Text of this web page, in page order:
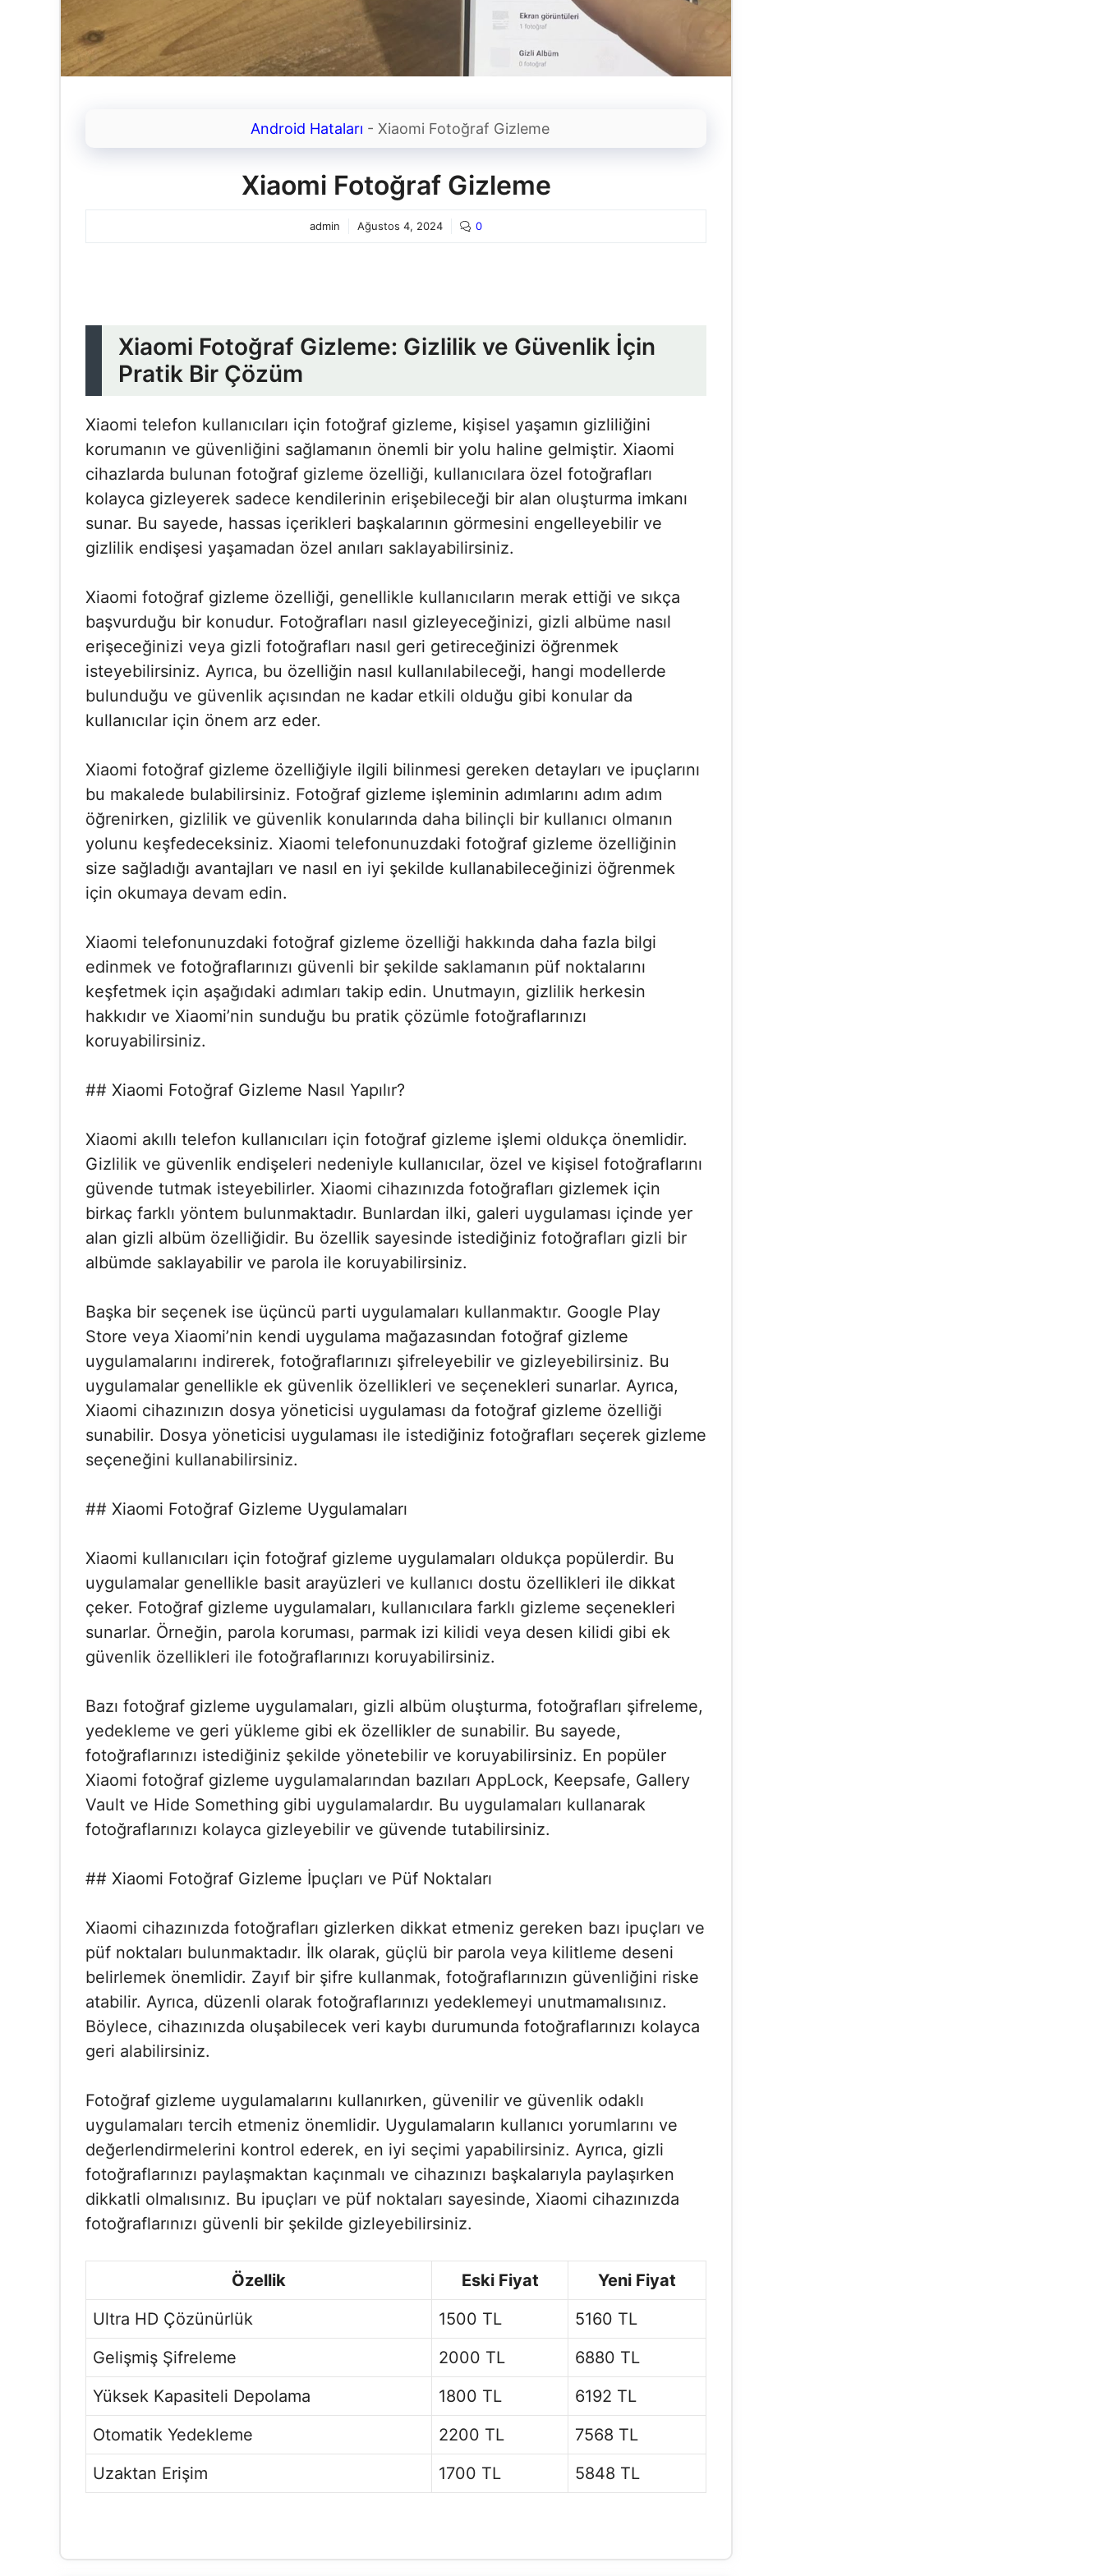
Android Hataları - Xiaomi Fotoğraf Gizleme
Xiaomi Fotoğraf Gizleme
admin Ağustos 4, 2024 0
Xiaomi Fotoğraf Gizleme: Gizlilik ve Güvenlik İçin
Pratik Bir Çözüm
Xiaomi telefon kullanıcıları için fotoğraf gizleme, kişisel yaşamın gizliliğini
korumanın ve güvenliğini sağlamanın önemli bir yolu haline gelmiştir. Xiaomi
cihazlarda bulunan fotoğraf gizleme özelliği, kullanıcılara özel fotoğrafları
kolayca gizleyerek sadece kendilerinin erişebileceği bir alan oluşturma imkanı
sunar. Bu sayede, hassas içerikleri başkalarının görmesini engelleyebilir ve
gizlilik endişesi yaşamadan özel anıları saklayabilirsiniz.
Xiaomi fotoğraf gizleme özelliği, genellikle kullanıcıların merak ettiği ve sıkça
başvurduğu bir konudur. Fotoğrafları nasıl gizleyeceğinizi, gizli albüme nasıl
erişeceğinizi veya gizli fotoğrafları nasıl geri getireceğinizi öğrenmek
isteyebilirsiniz. Ayrıca, bu özelliğin nasıl kullanılabileceği, hangi modellerde
bulunduğu ve güvenlik açısından ne kadar etkili olduğu gibi konular da
kullanıcılar için önem arz eder.
Xiaomi fotoğraf gizleme özelliğiyle ilgili bilinmesi gereken detayları ve ipuçlarını
bu makalede bulabilirsiniz. Fotoğraf gizleme işleminin adımlarını adım adım
öğrenirken, gizlilik ve güvenlik konularında daha bilinçli bir kullanıcı olmanın
yolunu keşfedeceksiniz. Xiaomi telefonunuzdaki fotoğraf gizleme özelliğinin
size sağladığı avantajları ve nasıl en iyi şekilde kullanabileceğinizi öğrenmek
için okumaya devam edin.
Xiaomi telefonunuzdaki fotoğraf gizleme özelliği hakkında daha fazla bilgi
edinmek ve fotoğraflarınızı güvenli bir şekilde saklamanın püf noktalarını
keşfetmek için aşağıdaki adımları takip edin. Unutmayın, gizlilik herkesin
hakkıdır ve Xiaomi’nin sunduğu bu pratik çözümle fotoğraflarınızı
koruyabilirsiniz.
## Xiaomi Fotoğraf Gizleme Nasıl Yapılır?
Xiaomi akıllı telefon kullanıcıları için fotoğraf gizleme işlemi oldukça önemlidir.
Gizlilik ve güvenlik endişeleri nedeniyle kullanıcılar, özel ve kişisel fotoğraflarını
güvende tutmak isteyebilirler. Xiaomi cihazınızda fotoğrafları gizlemek için
birkaç farklı yöntem bulunmaktadır. Bunlardan ilki, galeri uygulaması içinde yer
alan gizli albüm özelliğidir. Bu özellik sayesinde istediğiniz fotoğrafları gizli bir
albümde saklayabilir ve parola ile koruyabilirsiniz.
Başka bir seçenek ise üçüncü parti uygulamaları kullanmaktır. Google Play
Store veya Xiaomi’nin kendi uygulama mağazasından fotoğraf gizleme
uygulamalarını indirerek, fotoğraflarınızı şifreleyebilir ve gizleyebilirsiniz. Bu
uygulamalar genellikle ek güvenlik özellikleri ve seçenekleri sunarlar. Ayrıca,
Xiaomi cihazınızın dosya yöneticisi uygulaması da fotoğraf gizleme özelliği
sunabilir. Dosya yöneticisi uygulaması ile istediğiniz fotoğrafları seçerek gizleme
seçeneğini kullanabilirsiniz.
## Xiaomi Fotoğraf Gizleme Uygulamaları
Xiaomi kullanıcıları için fotoğraf gizleme uygulamaları oldukça popülerdir. Bu
uygulamalar genellikle basit arayüzleri ve kullanıcı dostu özellikleri ile dikkat
çeker. Fotoğraf gizleme uygulamaları, kullanıcılara farklı gizleme seçenekleri
sunarlar. Örneğin, parola koruması, parmak izi kilidi veya desen kilidi gibi ek
güvenlik özellikleri ile fotoğraflarınızı koruyabilirsiniz.
Bazı fotoğraf gizleme uygulamaları, gizli albüm oluşturma, fotoğrafları şifreleme,
yedekleme ve geri yükleme gibi ek özellikler de sunabilir. Bu sayede,
fotoğraflarınızı istediğiniz şekilde yönetebilir ve koruyabilirsiniz. En popüler
Xiaomi fotoğraf gizleme uygulamalarından bazıları AppLock, Keepsafe, Gallery
Vault ve Hide Something gibi uygulamalardır. Bu uygulamaları kullanarak
fotoğraflarınızı kolayca gizleyebilir ve güvende tutabilirsiniz.
## Xiaomi Fotoğraf Gizleme İpuçları ve Püf Noktaları
Xiaomi cihazınızda fotoğrafları gizlerken dikkat etmeniz gereken bazı ipuçları ve
püf noktaları bulunmaktadır. İlk olarak, güçlü bir parola veya kilitleme deseni
belirlemek önemlidir. Zayıf bir şifre kullanmak, fotoğraflarınızın güvenliğini riske
atabilir. Ayrıca, düzenli olarak fotoğraflarınızı yedeklemeyi unutmamalısınız.
Böylece, cihazınızda oluşabilecek veri kaybı durumunda fotoğraflarınızı kolayca
geri alabilirsiniz.
Fotoğraf gizleme uygulamalarını kullanırken, güvenilir ve güvenlik odaklı
uygulamaları tercih etmeniz önemlidir. Uygulamaların kullanıcı yorumlarını ve
değerlendirmelerini kontrol ederek, en iyi seçimi yapabilirsiniz. Ayrıca, gizli
fotoğraflarınızı paylaşmaktan kaçınmalı ve cihazınızı başkalarıyla paylaşırken
dikkatli olmalısınız. Bu ipuçları ve püf noktaları sayesinde, Xiaomi cihazınızda
fotoğraflarınızı güvenli bir şekilde gizleyebilirsiniz.
Özellik Eski Fiyat
Yeni Fiyat
Ultra HD Çözünürlük
1500 TL
5160 TL
Gelişmiş Şifreleme
2000 TL
6880 TL
Yüksek Kapasiteli Depolama
1800 TL
6192 TL
Otomatik Yedekleme
2200 TL
7568 TL
Uzaktan Erişim
1700 TL 5848 TL